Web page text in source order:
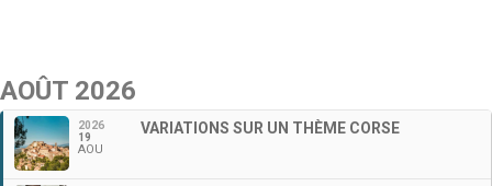
AOÛT 2026
2026
19
AOU
VARIATIONS SUR UN THÈME CORSE